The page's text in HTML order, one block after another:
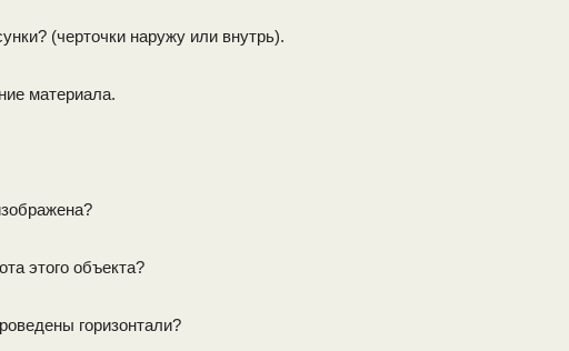
(черточки наружу или внутрь).
материала.
этого объекта?
горизонтали?